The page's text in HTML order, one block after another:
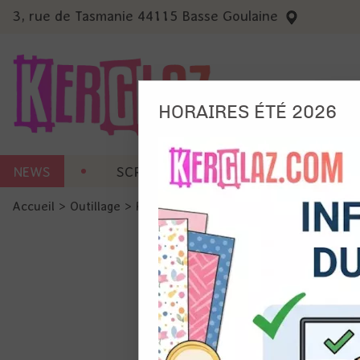
3, rue de Tasmanie 44115 Basse Goulaine
NEWS SCRAP CARTERIE MACHINES
Accueil > Outillage > Plaque - Tapis de coupe Plaque en
Ils
et du
précises
Si vous
de la
HORAIRES ÉTÉ 2026